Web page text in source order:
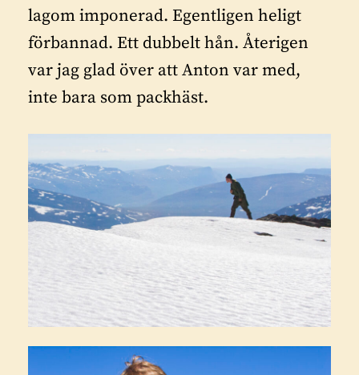
lagom imponerad. Egentligen heligt
förbannad. Ett dubbelt hån. Återigen
var jag glad över att Anton var med,
inte bara som packhäst.